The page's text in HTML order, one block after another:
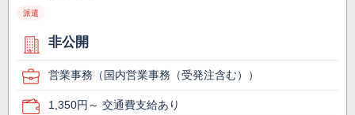
派遣
非公開
営業事務（国内営業事務（受発注含む））
1,350円～ 交通費支給あり